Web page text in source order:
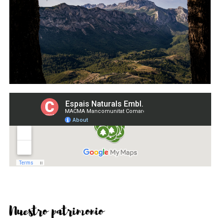
Nuestro patrimonio